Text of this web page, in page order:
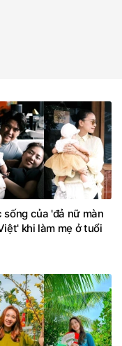
sống của 'đả nữ màn
khi làm mẹ ở tuổi